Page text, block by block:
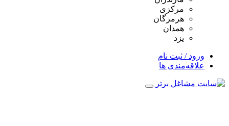
مرکزی
هرمزگان
همدان
یزد
ورود / ثبت نام
علاقه‌مندی ها